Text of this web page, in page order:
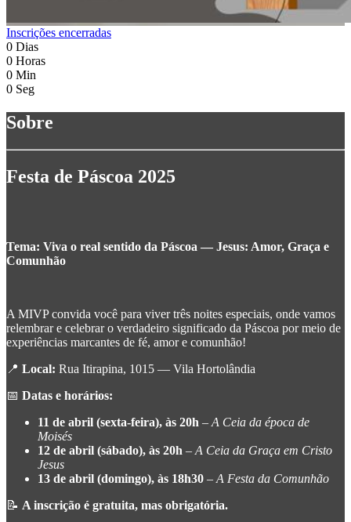
Inscrições encerradas
0 Dias
0 Horas
0 Min
0 Seg
Sobre
Festa de Páscoa 2025
Tema: Viva o real sentido da Páscoa — Jesus: Amor, Graça e
Comunhão
A MIVP convida você para viver três noites especiais, onde vamos
relembrar e celebrar o verdadeiro significado da Páscoa por meio de
experiências marcantes de fé, amor e comunhão!
📍 Local: Rua Itirapina, 1015 — Vila Hortolândia
📅 Datas e horários:
11 de abril (sexta-feira), às 20h – A Ceia da época de
Moisés
12 de abril (sábado), às 20h – A Ceia da Graça em Cristo
Jesus
13 de abril (domingo), às 18h30 – A Festa da Comunhão
📝 A inscrição é gratuita, mas obrigatória.